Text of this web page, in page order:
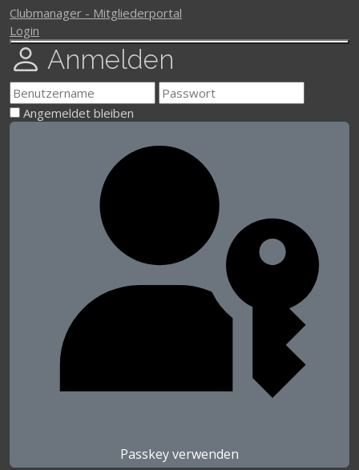
Clubmanager - Mitgliederportal
Login
Anmelden
Angemeldet bleiben
Passkey verwenden